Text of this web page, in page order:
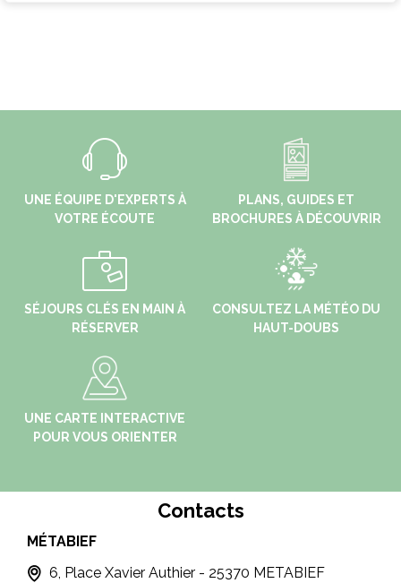
UNE ÉQUIPE D'EXPERTS À
VOTRE ÉCOUTE
PLANS, GUIDES ET
BROCHURES À DÉCOUVRIR
SÉJOURS CLÉS EN MAIN À
RÉSERVER
CONSULTEZ LA MÉTÉO DU
HAUT-DOUBS
UNE CARTE INTERACTIVE
POUR VOUS ORIENTER
Contacts
MÉTABIEF
6, Place Xavier Authier - 25370 METABIEF